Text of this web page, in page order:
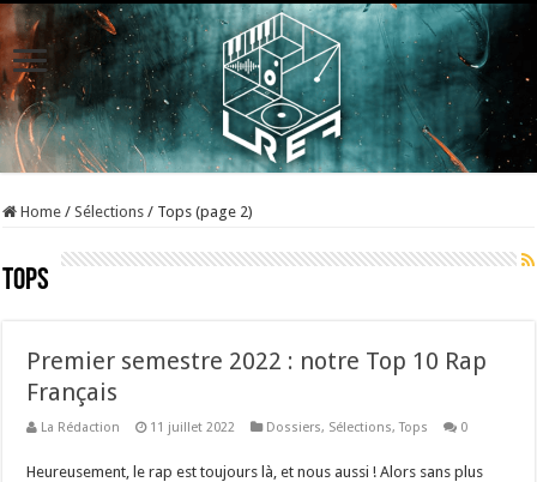
Home / Sélections / Tops (page 2)
Tops
Premier semestre 2022 : notre Top 10 Rap
Français
La Rédaction 11 juillet 2022 Dossiers, Sélections,Tops 0
Heureusement, le rap est toujours là, et nous aussi ! Alors sans plus